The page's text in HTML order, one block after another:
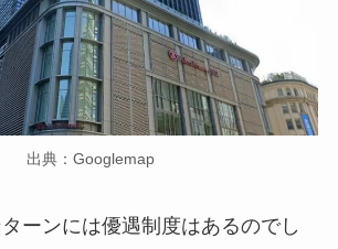
出典：Googlemap
ーンには優遇制度はあるのでし